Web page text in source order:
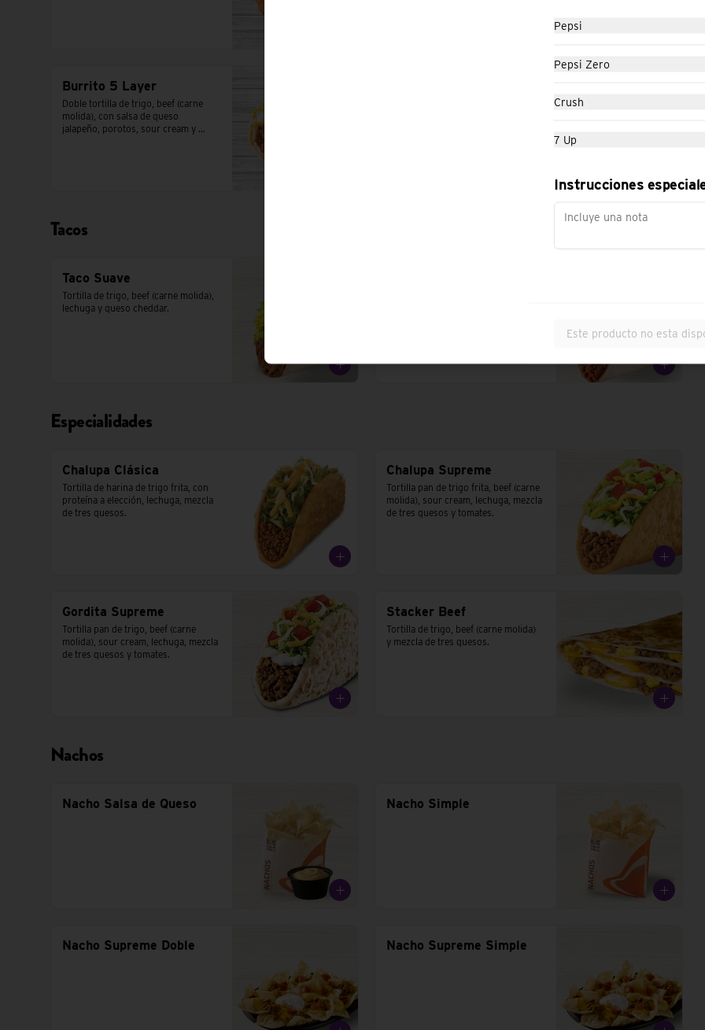
Burrito 5 Layer
Doble tortilla de trigo, beef (carne
molida), con salsa de queso
jalapeño, porotos, sour cream y
Tacos
Taco Suave
Tortilla de trigo, beef (carne molida),
lechuga y queso cheddar.
Especialidades
Chalupa Clásica
Tortilla de harina de trigo frita, con
proteína a elección, lechuga, mezcla
de tres quesos.
Chalupa Supreme
Tortilla pan de trigo frita, beef (carne
molida), sour cream, lechuga, mezcla
de tres quesos y tomates.
Gordita Supreme
Tortilla pan de trigo, beef (carne
molida), sour cream, lechuga, mezcla
de tres quesos y tomates.
Stacker Beef
Tortilla de trigo, beef (carne molida)
y mezcla de tres quesos.
Nachos
Nacho Salsa de Queso Nacho Simple
Nacho Supreme Doble Nacho Supreme Simple
Pepsi
Pepsi Zero
Crush
7 Up
Instrucciones
Este producto no esta